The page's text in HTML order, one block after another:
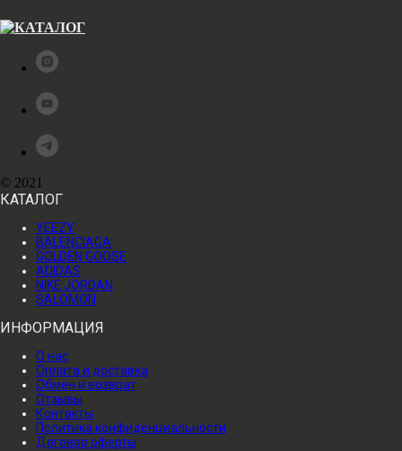
© 2021
КАТАЛОГ
YEEZY
BALENCIAGA
GOLDEN GOOSE
ADIDAS
NIKE JORDAN
SALOMON
ИНФОРМАЦИЯ
О нас
Оплата и доставка
Обмен и возврат
Отзывы
Контакты
Политика конфиденциальности
Договор оферты